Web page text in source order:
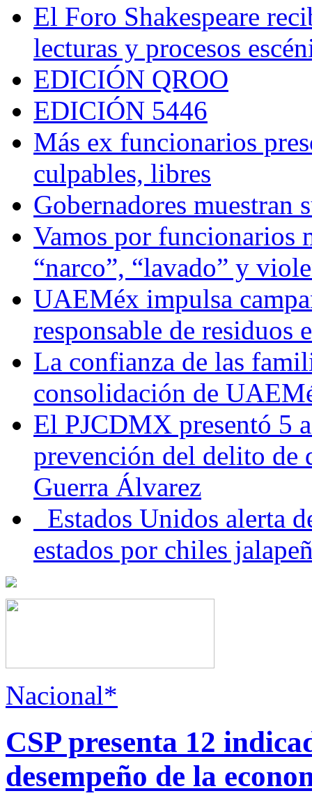
El Foro Shakespeare
lecturas y procesos
EDICIÓN QROO
EDICIÓN 5446
Más ex funcionarios
culpables, libres
Gobernadores muestran
Vamos por funcionarios
“narco”, “lavado” y
UAEMéx impulsa
responsable de residuos
La confianza de las
consolidación de
El PJCDMX presentó 5
prevención del delito de
Guerra Álvarez
Estados Unidos alerta
estados por chiles
Nacional*
CSP presenta 12
desempeño de la